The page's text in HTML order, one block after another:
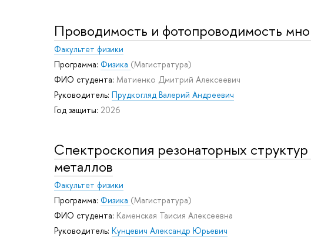
Проводимость и фотопроводимость
Факультет физики
Программа: Физика (Магистратура)
ФИО студента: Матиенко Дмитрий Алексеевич
Руководитель: Прудкогляд Валерий Андреевич
Год защиты: 2026
Спектроскопия резонаторных
металлов
Факультет физики
Программа: Физика (Магистратура)
ФИО студента: Каменская Таисия Алексеевна
Руководитель: Кунцевич Александр Юрьевич